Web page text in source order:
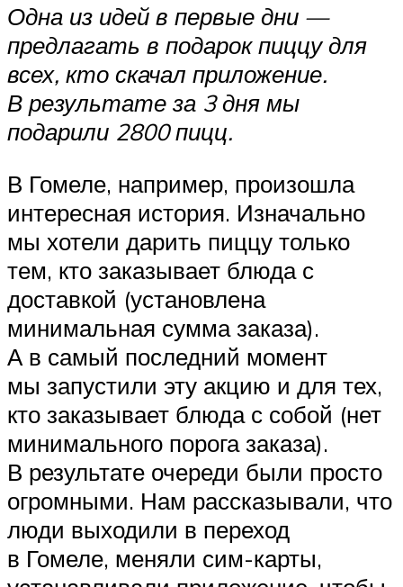
Одна из идей в первые дни —
предлагать в подарок пиццу для
всех, кто скачал приложение.
В результате за 3 дня мы
подарили 2800 пицц.
В Гомеле, например, произошла
интересная история. Изначально
мы хотели дарить пиццу только
тем, кто заказывает блюда с
доставкой (установлена
минимальная сумма заказа).
А в самый последний момент
мы запустили эту акцию и для тех,
кто заказывает блюда с собой (нет
минимального порога заказа).
В результате очереди были просто
огромными. Нам рассказывали, что
люди выходили в переход
в Гомеле, меняли сим-карты,